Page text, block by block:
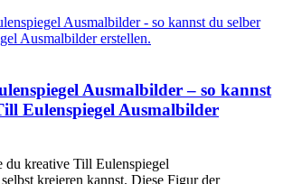
Ausmalbilder – so kannst
Eulenspiegel Ausmalbilder
du kreative Till Eulenspiegel
kreieren kannst. Diese Figur der